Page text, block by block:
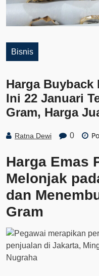
Bisnis
Harga Buyback
Ini 22 Januari
Gram, Harga
Ratna Dewi 0
Harga Emas
Melonjak
dan
Gram